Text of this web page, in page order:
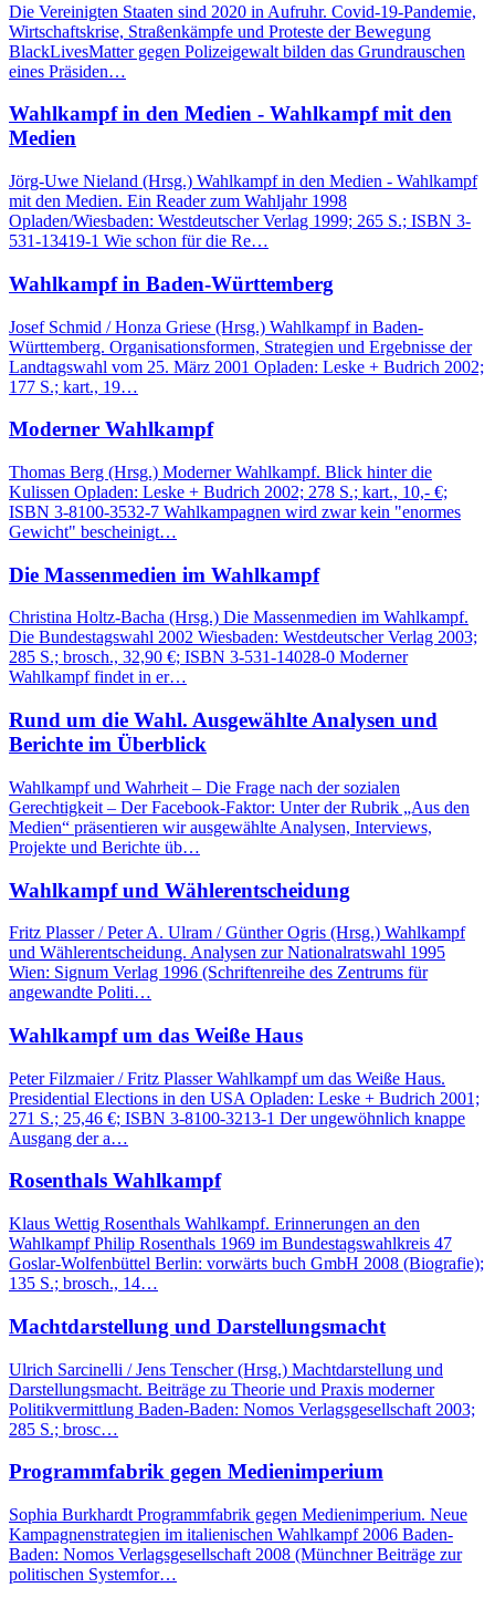
Die Vereinigten Staaten sind 2020 in Aufruhr. Covid-19-Pandemie,
Wirtschaftskrise, Straßenkämpfe und Proteste der Bewegung
BlackLivesMatter gegen Polizeigewalt bilden das Grundrauschen
eines Präsiden…
Wahlkampf in den Medien - Wahlkampf mit den
Medien
Jörg-Uwe Nieland (Hrsg.) Wahlkampf in den Medien - Wahlkampf
mit den Medien. Ein Reader zum Wahljahr 1998
Opladen/Wiesbaden: Westdeutscher Verlag 1999; 265 S.; ISBN 3-
531-13419-1 Wie schon für die Re…
Wahlkampf in Baden-Württemberg
Josef Schmid / Honza Griese (Hrsg.) Wahlkampf in Baden-
Württemberg. Organisationsformen, Strategien und Ergebnisse der
Landtagswahl vom 25. März 2001 Opladen: Leske + Budrich 2002;
177 S.; kart., 19…
Moderner Wahlkampf
Thomas Berg (Hrsg.) Moderner Wahlkampf. Blick hinter die
Kulissen Opladen: Leske + Budrich 2002; 278 S.; kart., 10,- €;
ISBN 3-8100-3532-7 Wahlkampagnen wird zwar kein "enormes
Gewicht" bescheinigt…
Die Massenmedien im Wahlkampf
Christina Holtz-Bacha (Hrsg.) Die Massenmedien im Wahlkampf.
Die Bundestagswahl 2002 Wiesbaden: Westdeutscher Verlag 2003;
285 S.; brosch., 32,90 €; ISBN 3-531-14028-0 Moderner
Wahlkampf findet in er…
Rund um die Wahl. Ausgewählte Analysen und
Berichte im Überblick
Wahlkampf und Wahrheit – Die Frage nach der sozialen
Gerechtigkeit – Der Facebook-Faktor: Unter der Rubrik „Aus den
Medien“ präsentieren wir ausgewählte Analysen, Interviews,
Projekte und Berichte üb…
Wahlkampf und Wählerentscheidung
Fritz Plasser / Peter A. Ulram / Günther Ogris (Hrsg.) Wahlkampf
und Wählerentscheidung. Analysen zur Nationalratswahl 1995
Wien: Signum Verlag 1996 (Schriftenreihe des Zentrums für
angewandte Politi…
Wahlkampf um das Weiße Haus
Peter Filzmaier / Fritz Plasser Wahlkampf um das Weiße Haus.
Presidential Elections in den USA Opladen: Leske + Budrich 2001;
271 S.; 25,46 €; ISBN 3-8100-3213-1 Der ungewöhnlich knappe
Ausgang der a…
Rosenthals Wahlkampf
Klaus Wettig Rosenthals Wahlkampf. Erinnerungen an den
Wahlkampf Philip Rosenthals 1969 im Bundestagswahlkreis 47
Goslar-Wolfenbüttel Berlin: vorwärts buch GmbH 2008 (Biografie);
135 S.; brosch., 14…
Machtdarstellung und Darstellungsmacht
Ulrich Sarcinelli / Jens Tenscher (Hrsg.) Machtdarstellung und
Darstellungsmacht. Beiträge zu Theorie und Praxis moderner
Politikvermittlung Baden-Baden: Nomos Verlagsgesellschaft 2003;
285 S.; brosc…
Programmfabrik gegen Medienimperium
Sophia Burkhardt Programmfabrik gegen Medienimperium. Neue
Kampagnenstrategien im italienischen Wahlkampf 2006 Baden-
Baden: Nomos Verlagsgesellschaft 2008 (Münchner Beiträge zur
politischen Systemfor…